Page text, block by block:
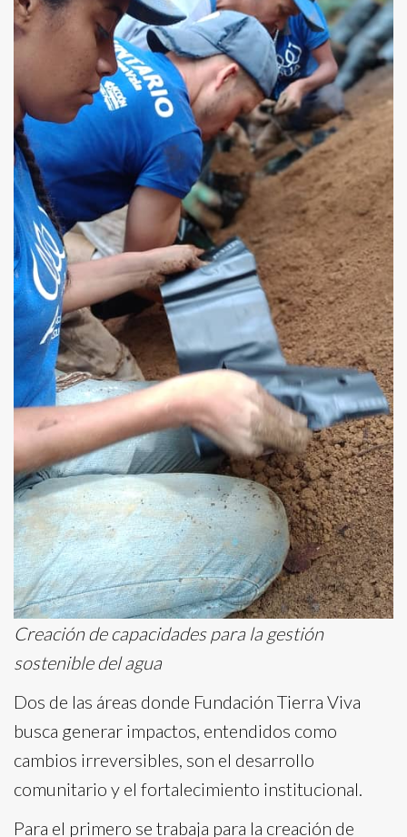
Creación de capacidades para la gestión
sostenible del agua
Dos de las áreas donde Fundación Tierra Viva
busca generar impactos, entendidos como
cambios irreversibles, son el desarrollo
comunitario y el fortalecimiento institucional.
Para el primero se trabaja para la creación de